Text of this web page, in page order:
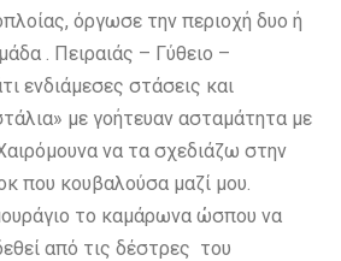
όργωσε την περιοχή δυο ή
. Πειραιάς – Γύθειο –
ενδιάμεσες στάσεις και
με γοήτευαν ασταμάτητα με
να τα σχεδιάζω στην
που κουβαλούσα μαζί μου.
το καμάρωνα ώσπου να
από τις δέστρες του